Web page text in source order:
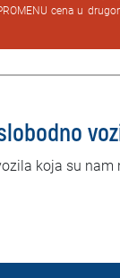
cena u
koja su nam